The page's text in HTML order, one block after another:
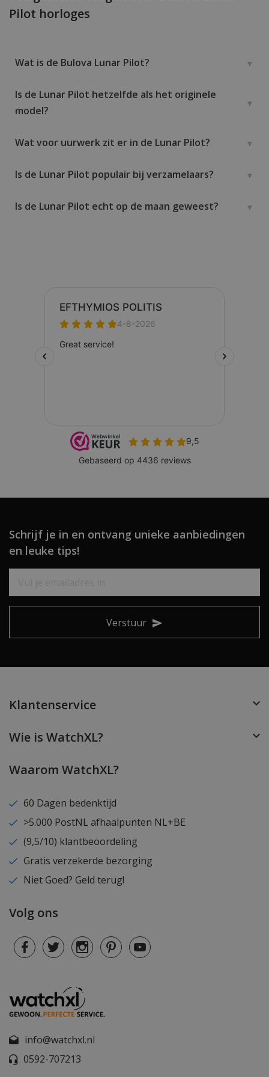
Pilot horloges
Wat is de Bulova Lunar Pilot?
Is de Lunar Pilot hetzelfde als het originele
model?
Wat voor uurwerk zit er in de Lunar Pilot?
Is de Lunar Pilot populair bij verzamelaars?
Is de Lunar Pilot echt op de maan geweest?
Schrijf je in en ontvang unieke aanbiedingen
en leuke tips!
Verstuur
Klantenservice
Wie is WatchXL?
Waarom WatchXL?
60 Dagen bedenktijd
>5.000 PostNL afhaalpunten NL+BE
(9,5/10) klantbeoordeling
Gratis verzekerde bezorging
Niet Goed? Geld terug!
Volg ons
info@watchxl.nl
0592-707213